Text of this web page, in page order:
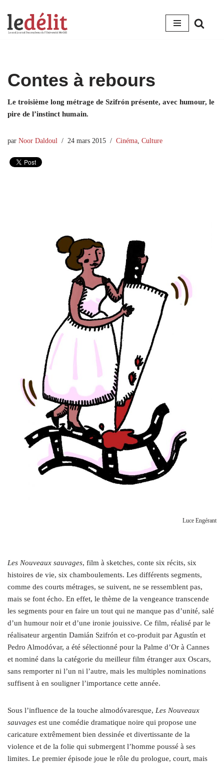
Aller
Contes à rebours
Le troisième long métrage de Szifrón présente, avec humour, le
pire de l’instinct humain.
par Noor Daldoul 24 mars 2015 Cinéma Culture
Luce Engérant
Les Nouveaux sauvages, film à sketches, conte six récits, six
histoires de vie, six chamboulements. Les différents segments,
comme des courts métrages, se suivent, ne se ressemblent pas,
mais se font écho. En effet, le thème de la vengeance transcende
les segments pour en faire un tout qui ne manque pas d’unité, salé
d’un humour noir et d’une ironie jouissive. Ce film, réalisé par le
réalisateur argentin Damián Szifrón et co-produit par Agustín et
Pedro Almodóvar, a été sélectionné pour la Palme d’Or à Cannes
et nominé dans la catégorie du meilleur film étranger aux Oscars,
sans remporter ni l’un ni l’autre, mais les multiples nominations
suffisent à en souligner l’importance cette année.
Sous l’influence de la touche almodóvaresque, Les Nouveaux
sauvages est une comédie dramatique noire qui propose une
caricature extrêmement bien dessinée et divertissante de la
violence et de la folie qui submergent l’homme poussé à ses
limites. Le premier épisode joue le rôle du prologue, court, mais